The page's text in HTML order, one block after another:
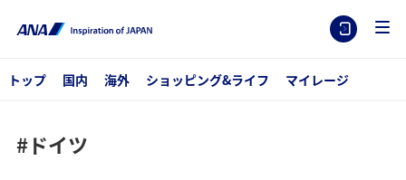
トップ 国内 海外 ショッピング&ライフ マイレージ
#ドイツ